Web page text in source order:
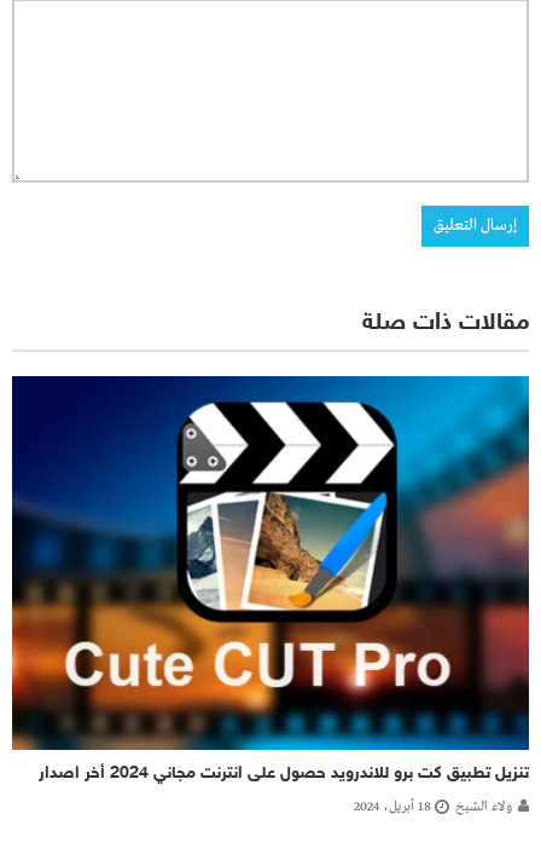
مقالات ذات صلة
تنزيل تطبيق كت برو للاندرويد حصول على انترنت مجاني 2024 أخر اصدار
ولاء الشيخ 18 أبريل، 2024